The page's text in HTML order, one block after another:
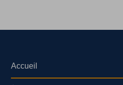
Accueil